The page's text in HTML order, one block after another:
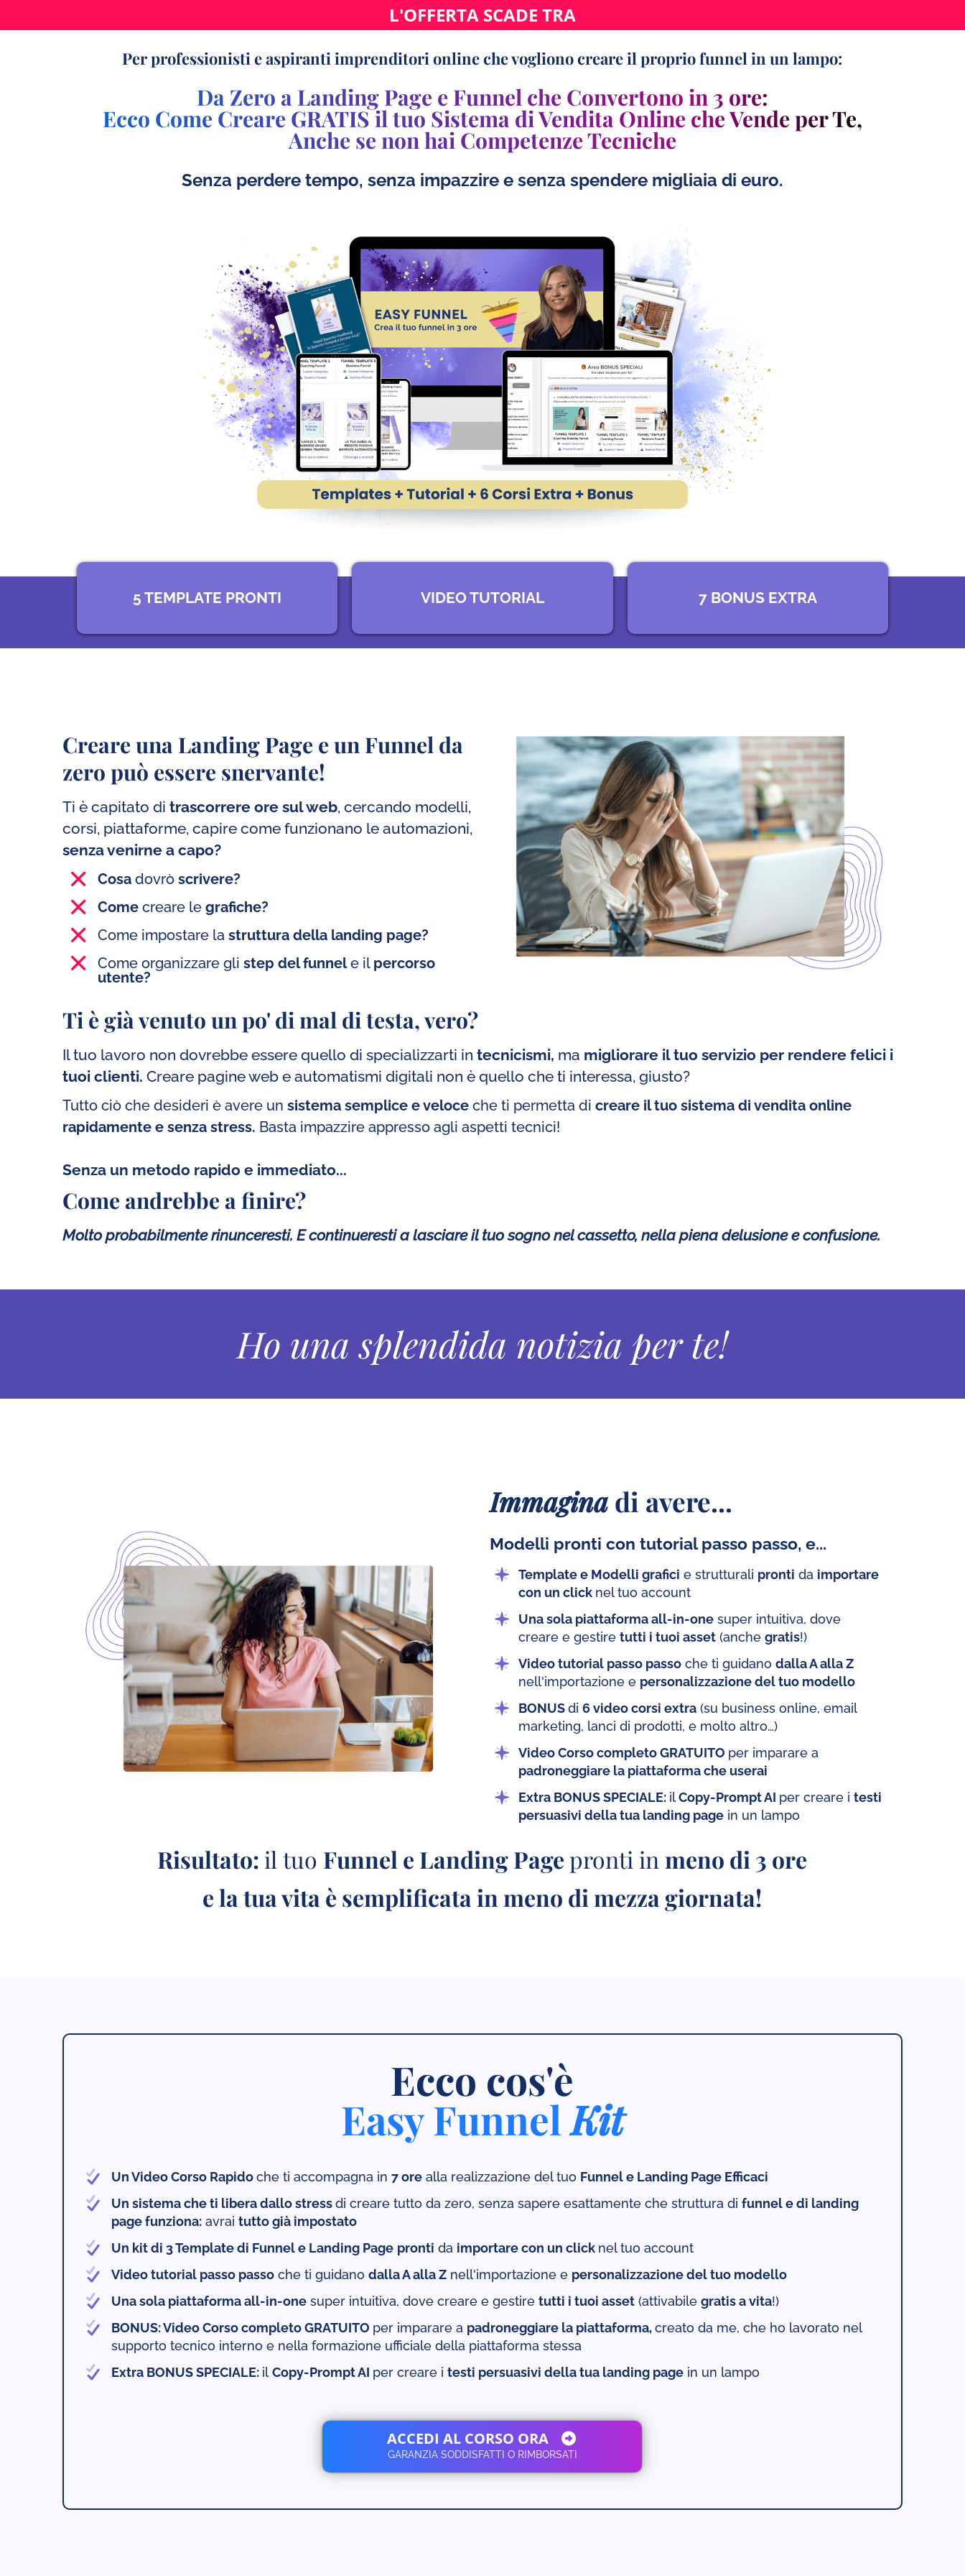
L'OFFERTA SCADE TRA
Per professionisti e aspiranti imprenditori online che vogliono creare il proprio funnel in un lampo:
Da Zero a Landing Page e Funnel che Convertono in 3 ore:
Ecco Come Creare GRATIS il tuo Sistema di Vendita Online che Vende per Te,
Anche se non hai Competenze Tecniche
Senza perdere tempo, senza impazzire e senza spendere migliaia di euro.
5 TEMPLATE PRONTI VIDEO TUTORIAL 7 BONUS EXTRA
Creare una Landing Page e un Funnel da
zero può essere snervante!
Ti è capitato di trascorrere ore sul web, cercando modelli,
corsi, piattaforme, capire come funzionano le automazioni,
senza venirne a capo?
Cosadovrò scrivere?
Come creare le grafiche?
Come impostare la struttura della landing page?
Come organizzare gli step del funnele il percorso
utente?
Ti è già venuto un po' di mal di testa, vero?
Il tuo lavoro non dovrebbe essere quello di specializzarti in tecnicismi, ma migliorare il tuo servizio per rendere felici i
tuoi clienti. Creare pagine web e automatismi digitali non è quello che ti interessa, giusto?
Tutto ciò che desideri è avere un sistema semplice e veloce che ti permetta di creare il tuo sistema di vendita online
rapidamente e senza stress. Basta impazzire appresso agli aspetti tecnici!
Senza un metodo rapido e immediato...
Come andrebbe a finire?
Molto probabilmente rinunceresti. E continueresti a lasciare il tuo sogno nel cassetto, nella piena delusione e confusione.
Ho una splendida notizia per te!
Immaginadi avere...
Modelli pronti con tutorial passo passo, e...
Template e Modelli grafici e strutturali pronti da importare
con un click nel tuo account
Una sola piattaforma all-in-onesuper intuitiva, dove
creare e gestire tutti i tuoi asset(anche gratis!)
Video tutorial passo passoche ti guidano dalla A alla Z
nell'importazione e personalizzazione del tuo modello
BONUSdi 6 video corsi extra(su business online, email
marketing, lanci di prodotti, e molto altro…)
Video Corso completo GRATUITO per imparare a
padroneggiare la piattaforma che userai
Extra BONUS SPECIALE: ilCopy-Prompt AI per creare i testi
persuasivi della tua landing pagein un lampo
Risultato: il tuo Funnel e Landing Pagepronti inmeno di 3 ore
e la tua vita è semplificata in meno di mezza giornata!
Ecco cos'è
Easy FunnelKit
Un Video Corso Rapidoche ti accompagna in7 ore alla realizzazione del tuo Funnel e Landing Page Efficaci
Un sistema che ti libera dallo stressdi creare tutto da zero, senza sapere esattamente che struttura difunnel e di landing
page funziona: avraitutto già impostato
Un kit di 3 Template di Funnel e Landing Page pronti da importare con un click nel tuo account
Video tutorial passo passo che ti guidanodalla A alla Z nell'importazione e personalizzazione del tuo modello
Una sola piattaforma all-in-one super intuitiva, dove creare e gestiretutti i tuoi asset (attivabilegratis a vita!)
BONUS: Video Corso completo GRATUITO per imparare a padroneggiare la piattaforma,creato da me, che ho lavorato nel
supporto tecnico interno e nella formazione ufficiale della piattaforma stessa
Extra BONUS SPECIALE: ilCopy-Prompt AI per creare itesti persuasivi della tua landing page in un lampo
ACCEDI AL CORSO ORA
GARANZIA SODDISFATTI O RIMBORSATI